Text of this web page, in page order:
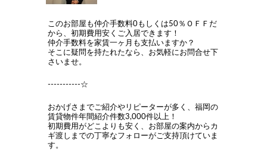
このお部屋も仲介手数料0もしくは50％ＯＦＦだ
から、初期費用安くご入居できます！
仲介手数料を家賃一ヶ月も支払いますか？
そこに疑問を持たれたなら、お気軽にお問合せ下
さいませ。
-----------☆
おかげさまでご紹介やリピーターが多く、福岡の
賃貸物件年間紹介件数3,000件以上！
初期費用がどこよりも安く、お部屋の案内からカ
ギ渡しまでの丁寧なフォローがご支持頂けていま
す。